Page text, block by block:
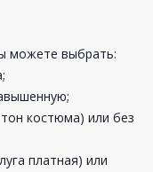
можете выбрать:
костюма) или без
платная) или